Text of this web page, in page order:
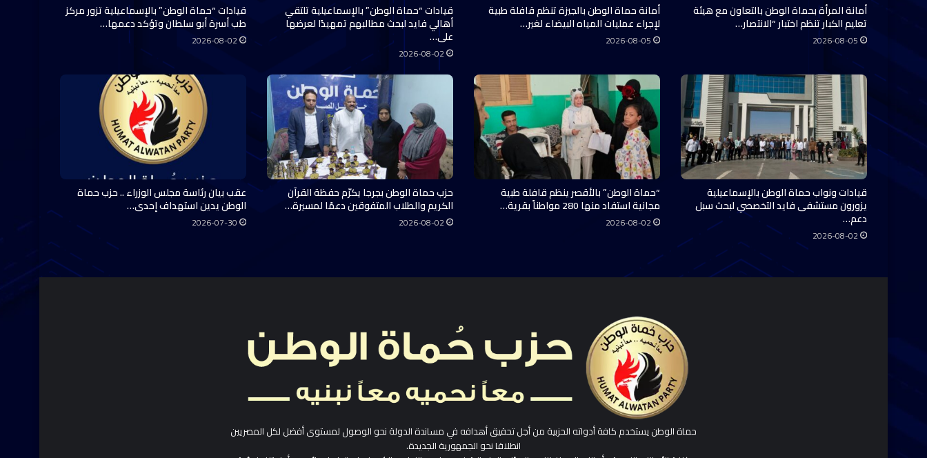
أمانة المرأة بحماة الوطن بالتعاون مع هيئة
تعليم الكبار تنظم اختبار “الانتصار…
2026-08-05
أمانة حماة الوطن بالجيزة تنظم قافلة طبية
لإجراء عمليات المياه البيضاء لغير…
2026-08-05
قيادات “حماة الوطن” بالإسماعيلية تلتقي
أهالي فايد لبحث مطالبهم تمهيدًا لعرضها
على…
2026-08-02
قيادات “حماة الوطن” بالإسماعيلية تزور مركز
طب أسرة أبو سلطان وتؤكد دعمها…
2026-08-02
قيادات ونواب حماة الوطن بالإسماعيلية
يزورون مستشفى فايد التخصصي لبحث سبل
دعم…
2026-08-02
“حماة الوطن” بالأقصر ينظم قافلة طبية
مجانية استفاد منها 280 مواطناً بقرية…
2026-08-02
حزب حماة الوطن بجرجا يكرّم حفظة القرآن
الكريم والطلاب المتفوقين دعمًا لمسيرة…
2026-08-02
عقب بيان رئاسة مجلس الوزراء .. حزب حماة
الوطن يدين استهداف إحدى…
2026-07-30
حماة الوطن يستخدم كافة أدواته الحزبية من أجل تحقيق أهدافه في مساندة الدولة نحو الوصول لمستوى أفضل لكل المصريين
انطلاقا نحو الجمهورية الجديدة.